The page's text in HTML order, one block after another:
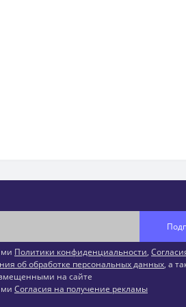
Политики конфиденциальности,
об обработке персональных данных, а
на сайте
Согласия на получение рекламы